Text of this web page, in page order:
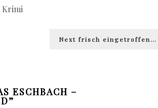
Krimi
Next Next
frisch eingetroffen…
ESCHBACH –
”